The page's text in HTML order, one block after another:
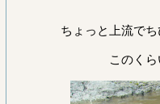
ちょっと上流で
このく